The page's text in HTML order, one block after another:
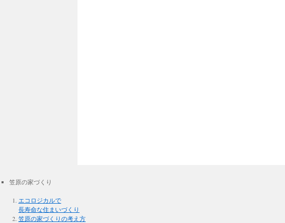
笠原の家づくり
エコロジカルで
長寿命な住まいづくり
笠原の家づくりの考え方